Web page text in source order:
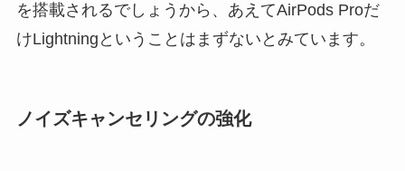
を搭載されるでしょうから、あえてAirPods Proだ
けLightningということはまずないとみています。
ノイズキャンセリングの強化